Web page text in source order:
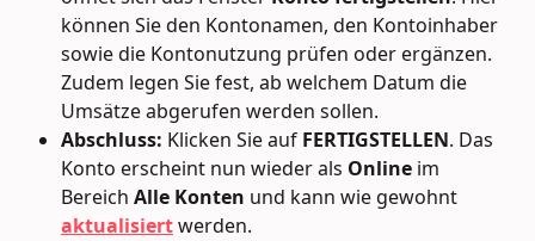
können Sie den Kontonamen, den Kontoinhaber
sowie die Kontonutzung prüfen oder ergänzen.
Zudem legen Sie fest, ab welchem Datum die
Umsätze abgerufen werden sollen.
Abschluss: Klicken Sie auf FERTIGSTELLEN. Das
Konto erscheint nun wieder als Online im
Bereich Alle Konten und kann wie gewohnt
aktualisiert werden.